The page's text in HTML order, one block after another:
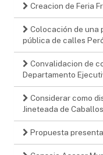
Creacion de Feria
Colocación de una
pública de calles
Convalidacion de
Departamento
Considerar como
Jineteada de Caballos
Propuesta